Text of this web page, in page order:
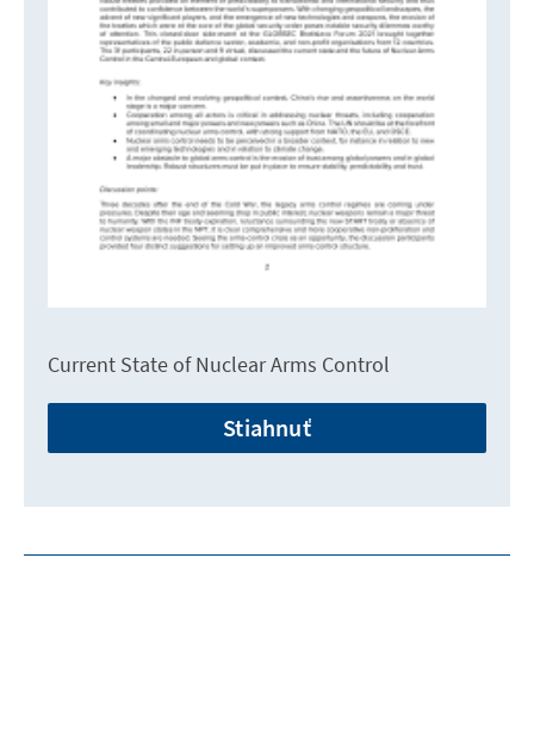
Current State of Nuclear Arms Control
Stiahnuť